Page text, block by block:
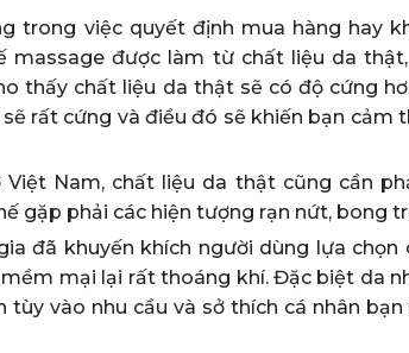
trong việc quyết định mua hàng hay
massage được làm từ chất liệu da
thấy chất liệu da thật sẽ có độ cứng
rất cứng và điều đó sẽ khiến bạn cảm
Nam, chất liệu da thật cũng cần
gặp phải các hiện tượng rạn nứt, bong
đã khuyến khích người dùng lựa
mại lại rất thoáng khí. Đặc biệt da
vào nhu cầu và sở thích cá nhân